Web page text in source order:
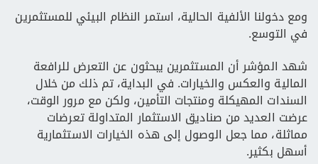
ومع دخولنا الألفية الحالية، استمر النظام البيئي للمستثمرين
في التوسع.
شهد المؤشر أن المستثمرين يبحثون عن التعرض للرافعة
المالية والعكس والخيارات. في البداية، تم ذلك من خلال
السندات المهيكلة ومنتجات التأمين، ولكن مع مرور الوقت،
عرضت العديد من صناديق الاستثمار المتداولة تعرضات
مماثلة، مما جعل الوصول إلى هذه الخيارات الاستثمارية
أسهل بكثير.